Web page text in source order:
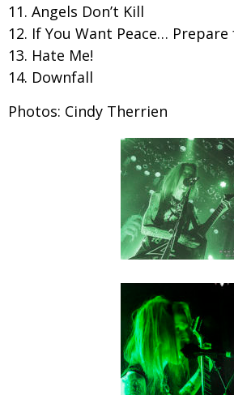
Angels Don’t Kill
If You Want Peace…
Hate Me!
Downfall
Photos: Cindy Therrien